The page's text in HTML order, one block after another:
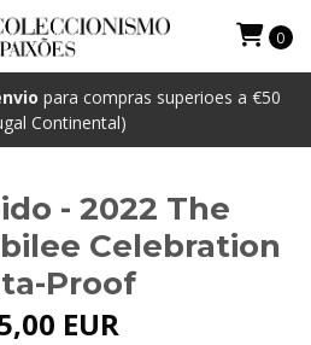
para compras superioes a €50
Continental)
0
- 2022 The
Celebration
Proof
EUR